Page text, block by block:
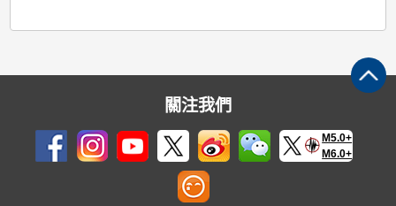
關注我們
M5.0+
M6.0+